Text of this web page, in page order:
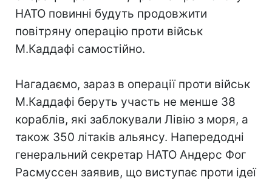
НАТО повинні будуть продовжити
повітряну операцію проти військ
М.Каддафі самостійно.
Нагадаємо, зараз в операції проти військ
М.Каддафі беруть участь не менше 38
кораблів, які заблокували Лівію з моря, а
також 350 літаків альянсу. Напередодні
генеральний секретар НАТО Андерс Фог
Расмуссен заявив, що виступає проти ідеї